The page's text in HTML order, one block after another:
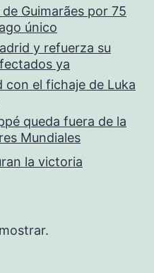
Guimarães por 75
único
y refuerza su
ya
el fichaje de Luka
queda fuera de la
Mundiales
la victoria